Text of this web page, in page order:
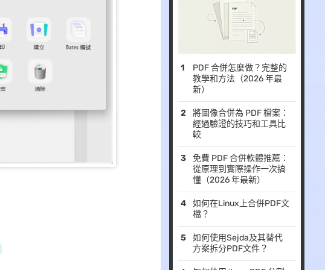
PDF 合併怎麼做？完整的
教學和方法（2026 年最
新）
將圖像合併為 PDF 檔案：
經過驗證的技巧和工具比
較
免費 PDF 合併軟體推薦：
從原理到實際操作一次搞
懂（2026 年最新）
如何在Linux上合併PDF文
檔？
如何使用Sejda及其替代
方案拆分PDF文件？